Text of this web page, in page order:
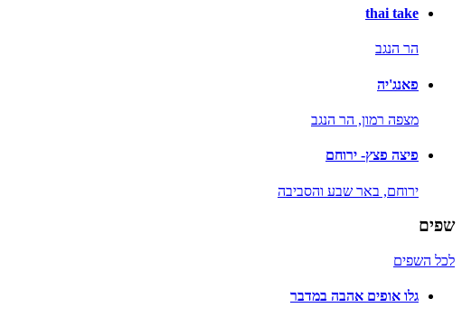
thai take
הר הנגב
פאנג'יה
מצפה רמון, הר הנגב
פיצה פצץ- ירוחם
ירוחם, באר שבע והסביבה
שפים
לכל השפים
גלו אופים אהבה במדבר